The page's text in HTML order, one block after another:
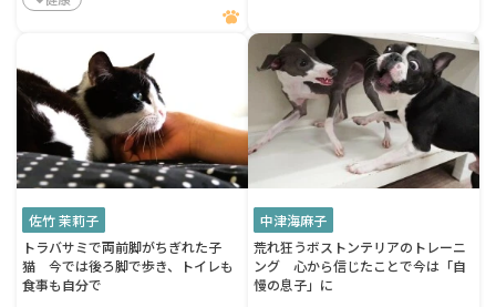
佐竹 茉莉子
トラバサミで両前脚がちぎれた子
猫 今では後ろ脚で歩き、トイレも
食事も自分で
中津海麻子
荒れ狂うボストンテリアのトレーニ
ング 心から信じたことで今は「自
慢の息子」に